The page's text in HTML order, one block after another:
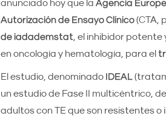
anunciado hoy que la Agencia
Autorización de Ensayo Clínico(CTA,
de iadademstat , el inhibidor
en oncología y hematología, para el
El estudio, denominado IDEAL
un estudio de Fase II multicéntrico,
adultos con TE que son resistentes